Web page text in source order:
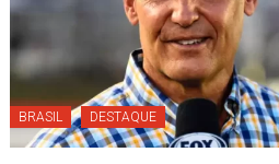
BRASIL DESTAQUE